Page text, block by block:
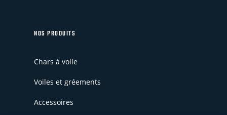
NOS PRODUITS
Chars à voile
Voiles et gréements
Accessoires